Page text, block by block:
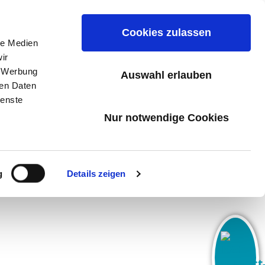
Medien
Daten
Details zeigen
Cookies zulassen
Auswahl erlauben
Nur notwendige Cookies
Kontakt & Beratung